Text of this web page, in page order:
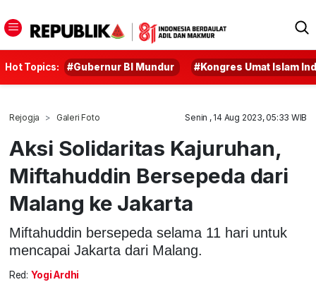
Hot Topics: #Gubernur BI Mundur #Kongres Umat Islam
Rejogja Galeri Foto Senin , 14 Aug 2023, 05:33 WIB
Aksi Solidaritas Kajuruhan,
Miftahuddin Bersepeda dari
Malang ke Jakarta
Miftahuddin bersepeda selama 11 hari untuk
mencapai Jakarta dari Malang.
Red: Yogi Ardhi